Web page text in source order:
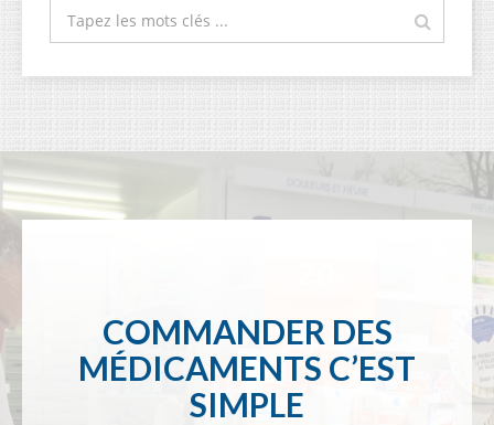
COMMANDER DES
MÉDICAMENTS C’EST
SIMPLE